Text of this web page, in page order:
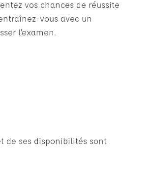
vos chances de réussite
vous avec un
l’examen.
de ses disponibilités sont